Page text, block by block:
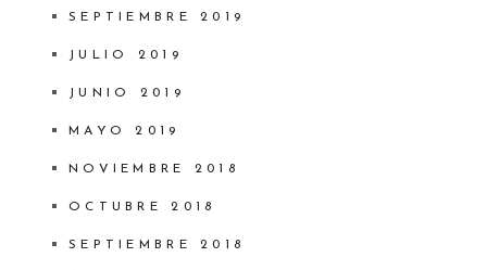
SEPTIEMBRE 2019
JULIO 2019
JUNIO 2019
MAYO 2019
NOVIEMBRE 2018
OCTUBRE 2018
SEPTIEMBRE 2018